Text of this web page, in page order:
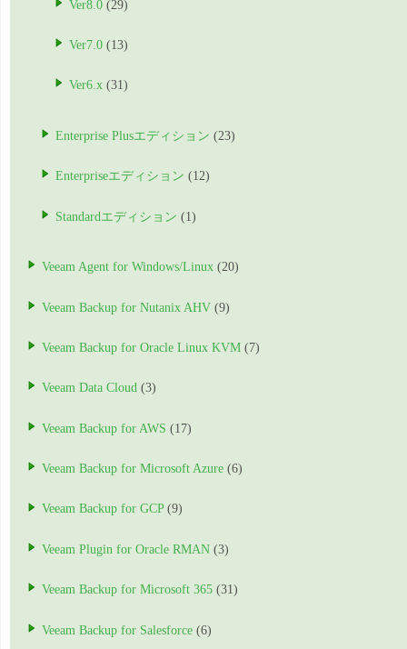
Ver8.0 (29)
Ver7.0 (13)
Ver6.x (31)
Enterprise Plusエディション (23)
Enterpriseエディション (12)
Standardエディション (1)
Veeam Agent for Windows/Linux (20)
Veeam Backup for Nutanix AHV (9)
Veeam Backup for Oracle Linux KVM (7)
Veeam Data Cloud (3)
Veeam Backup for AWS (17)
Veeam Backup for Microsoft Azure (6)
Veeam Backup for GCP(9)
Veeam Plugin for Oracle RMAN (3)
Veeam Backup for Microsoft 365 (31)
Veeam Backup for Salesforce (6)